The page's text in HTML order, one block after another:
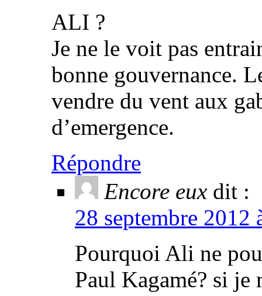
ALI ?
Je ne le voit pas
bonne gouvernance.
vendre du vent aux
d’emergence.
Répondre
Encore eux dit :
28 septembre
Pourquoi Ali ne
Paul Kagamé? si je